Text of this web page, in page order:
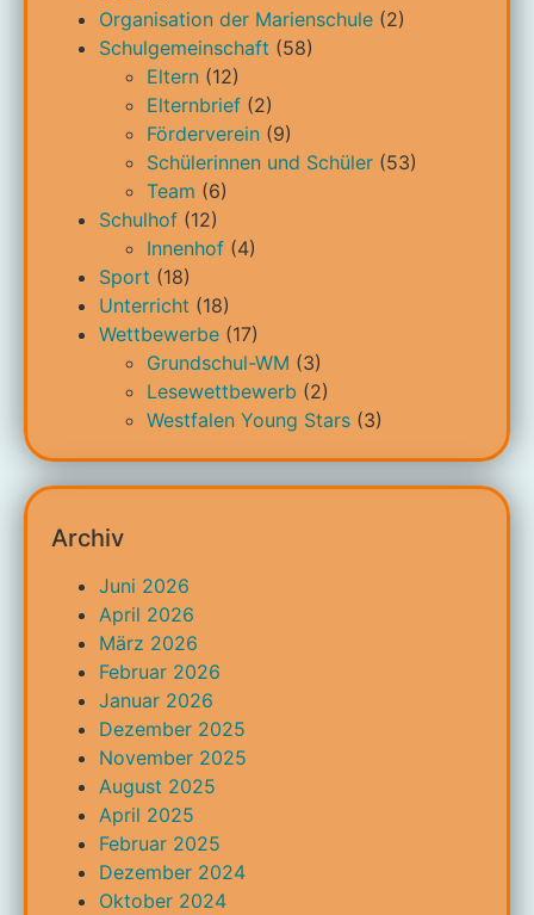
Organisation der Marienschule (2)
Schulgemeinschaft (58)
Eltern (12)
Elternbrief (2)
Förderverein (9)
Schülerinnen und Schüler (53)
Team (6)
Schulhof (12)
Innenhof (4)
Sport (18)
Unterricht (18)
Wettbewerbe (17)
Grundschul-WM (3)
Lesewettbewerb (2)
Westfalen Young Stars (3)
Archiv
Juni 2026
April 2026
März 2026
Februar 2026
Januar 2026
Dezember 2025
November 2025
August 2025
April 2025
Februar 2025
Dezember 2024
Oktober 2024